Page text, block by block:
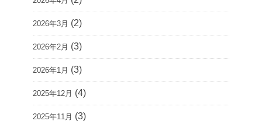
2026年3月 (2)
2026年2月 (3)
2026年1月 (3)
2025年12月 (4)
2025年11月 (3)